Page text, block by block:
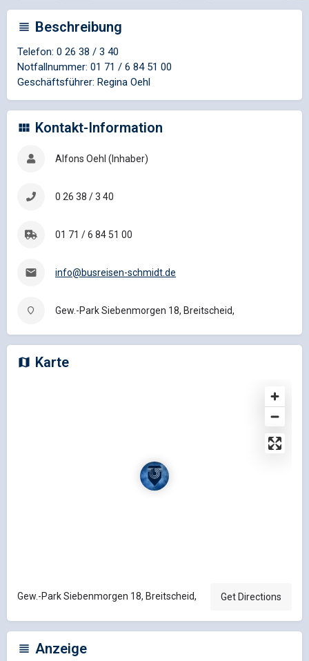
Beschreibung
Telefon: 0 26 38 / 3 40
Notfallnummer: 01 71 / 6 84 51 00
Geschäftsführer: Regina Oehl
Kontakt-Information
Alfons Oehl (Inhaber)
0 26 38 / 3 40
01 71 / 6 84 51 00
info@busreisen-schmidt.de
Gew.-Park Siebenmorgen 18, Breitscheid,
Karte
Gew.-Park Siebenmorgen 18, Breitscheid, Get Directions
Anzeige